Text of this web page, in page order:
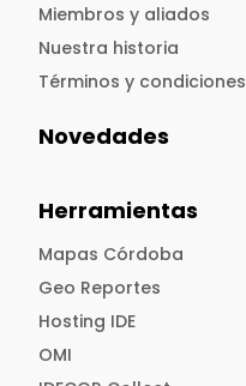
Miembros y aliados
Nuestra historia
Términos y condiciones
Novedades
Herramientas
Mapas Córdoba
Geo Reportes
Hosting IDE
OMI